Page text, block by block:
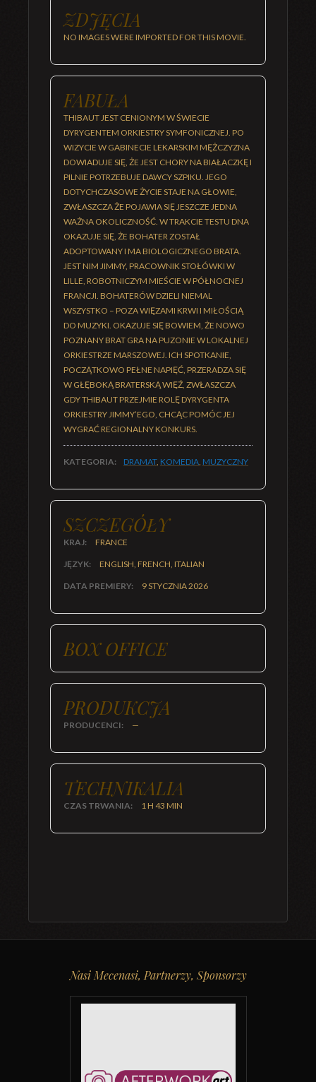
ZDJĘCIA
NO IMAGES WERE IMPORTED FOR THIS MOVIE.
FABUŁA
THIBAUT JEST CENIONYM W ŚWIECIE
DYRYGENTEM ORKIESTRY SYMFONICZNEJ. PO
WIZYCIE W GABINECIE LEKARSKIM MĘŻCZYZNA
DOWIADUJE SIĘ, ŻE JEST CHORY NA BIAŁACZKĘ I
PILNIE POTRZEBUJE DAWCY SZPIKU. JEGO
DOTYCHCZASOWE ŻYCIE STAJE NA GŁOWIE,
ZWŁASZCZA ŻE POJAWIA SIĘ JESZCZE JEDNA
WAŻNA OKOLICZNOŚĆ. W TRAKCIE TESTU DNA
OKAZUJE SIĘ, ŻE BOHATER ZOSTAŁ
ADOPTOWANY I MA BIOLOGICZNEGO BRATA.
JEST NIM JIMMY, PRACOWNIK STOŁÓWKI W
LILLE, ROBOTNICZYM MIEŚCIE W PÓŁNOCNEJ
FRANCJI. BOHATERÓW DZIELI NIEMAL
WSZYSTKO – POZA WIĘZAMI KRWI I MIŁOŚCIĄ
DO MUZYKI. OKAZUJE SIĘ BOWIEM, ŻE NOWO
POZNANY BRAT GRA NA PUZONIE W LOKALNEJ
ORKIESTRZE MARSZOWEJ. ICH SPOTKANIE,
POCZĄTKOWO PEŁNE NAPIĘĆ, PRZERADZA SIĘ
W GŁĘBOKĄ BRATERSKĄ WIĘŹ, ZWŁASZCZA
GDY THIBAUT PRZEJMIE ROLĘ DYRYGENTA
ORKIESTRY JIMMY’EGO, CHCĄC POMÓC JEJ
WYGRAĆ REGIONALNY KONKURS.
KATEGORIA: DRAMAT, KOMEDIA, MUZYCZNY
SZCZEGÓŁY
KRAJ: FRANCE
JĘZYK: ENGLISH, FRENCH, ITALIAN
DATA PREMIERY: 9 STYCZNIA 2026
BOX OFFICE
PRODUKCJA
PRODUCENCI: —
TECHNIKALIA
CZAS TRWANIA: 1 H 43 MIN
Nasi Mecenasi, Partnerzy, Sponsorzy